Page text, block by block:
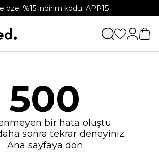
özel %15 indirim kodu: APP15
500
bir hata oluştu.
sonra tekrar deneyiniz.
Ana sayfaya dön